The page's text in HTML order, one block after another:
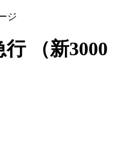
ジ
行
（新3000